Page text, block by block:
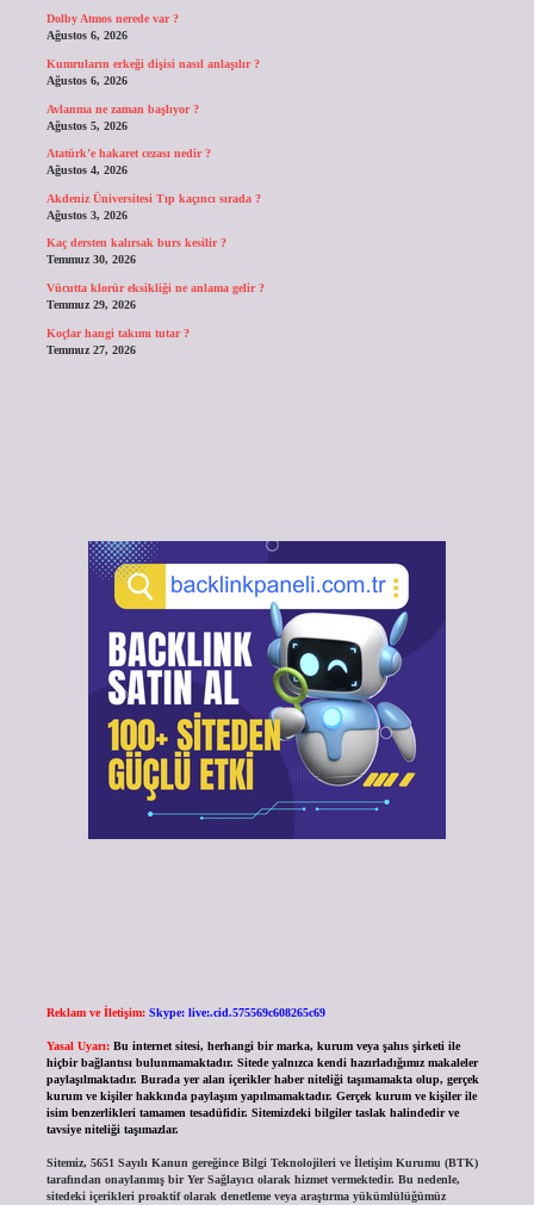
Dolby Atmos nerede var ?
Ağustos 6, 2026
Kumruların erkeği dişisi nasıl anlaşılır ?
Ağustos 6, 2026
Avlanma ne zaman başlıyor ?
Ağustos 5, 2026
Atatürk’e hakaret cezası nedir ?
Ağustos 4, 2026
Akdeniz Üniversitesi Tıp kaçıncı sırada ?
Ağustos 3, 2026
Kaç dersten kalırsak burs kesilir ?
Temmuz 30, 2026
Vücutta klorür eksikliği ne anlama gelir ?
Temmuz 29, 2026
Koçlar hangi takımı tutar ?
Temmuz 27, 2026
Reklam ve İletişim: Skype: live:.cid.575569c608265c69
Yasal Uyarı: Bu internet sitesi, herhangi bir marka, kurum veya şahıs şirketi ile
hiçbir bağlantısı bulunmamaktadır. Sitede yalnızca kendi hazırladığımız makaleler
paylaşılmaktadır. Burada yer alan içerikler haber niteliği taşımamakta olup, gerçek
kurum ve kişiler hakkında paylaşım yapılmamaktadır. Gerçek kurum ve kişiler ile
isim benzerlikleri tamamen tesadüfidir. Sitemizdeki bilgiler taslak halindedir ve
tavsiye niteliği taşımazlar.
Sitemiz, 5651 Sayılı Kanun gereğince Bilgi Teknolojileri ve İletişim Kurumu (BTK)
tarafından onaylanmış bir Yer Sağlayıcı olarak hizmet vermektedir. Bu nedenle,
sitedeki içerikleri proaktif olarak denetleme veya araştırma yükümlülüğümüz